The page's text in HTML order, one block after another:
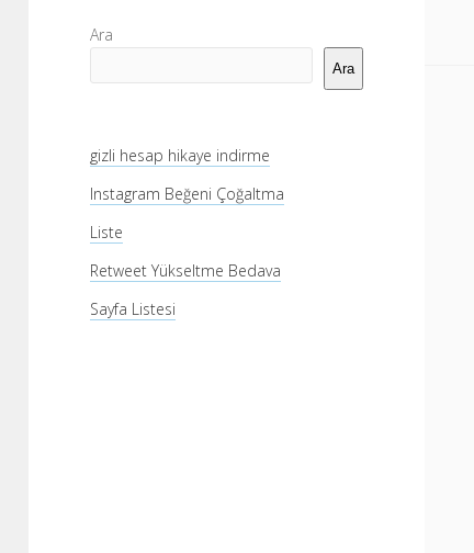
Yan
Menü
Ara
Ara
gizli hesap hikaye indirme
Instagram Beğeni Çoğaltma
Liste
Retweet Yükseltme Bedava
Sayfa Listesi